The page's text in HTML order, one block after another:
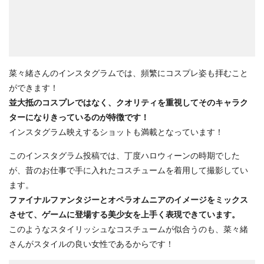
菜々緒さんのインスタグラムでは、頻繁にコスプレ姿も拝むこと
ができます！
並大抵のコスプレではなく、クオリティを重視してそのキャラク
ターになりきっているのが特徴です！
インスタグラム映えするショットも満載となっています！
このインスタグラム投稿では、丁度ハロウィーンの時期でした
が、昔のお仕事で手に入れたコスチュームを着用して撮影してい
ます。
ファイナルファンタジーとオペラオムニアのイメージをミックス
させて、ゲームに登場する美少女を上手く表現できています。
このようなスタイリッシュなコスチュームが似合うのも、菜々緒
さんがスタイルの良い女性であるからです！